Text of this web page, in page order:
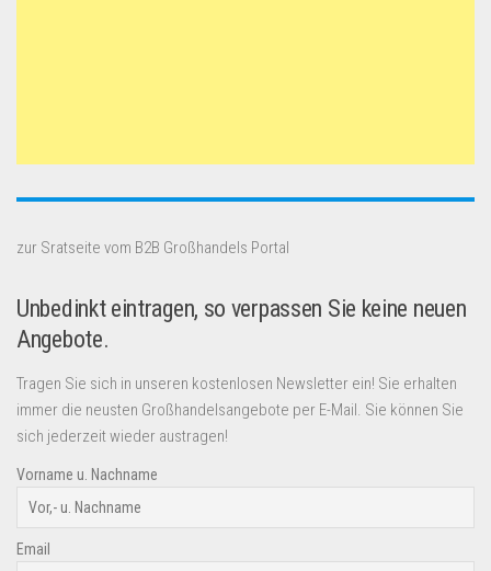
zur Sratseite vom B2B Großhandels Portal
Unbedinkt eintragen, so verpassen Sie keine neuen
Angebote.
Tragen Sie sich in unseren kostenlosen Newsletter ein! Sie erhalten
immer die neusten Großhandelsangebote per E-Mail. Sie können Sie
sich jederzeit wieder austragen!
Vorname u. Nachname
Email